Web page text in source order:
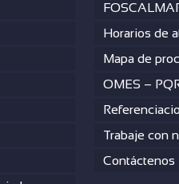
Horarios de
Mapa de
OMES –
Trabaje con
Contáctenos